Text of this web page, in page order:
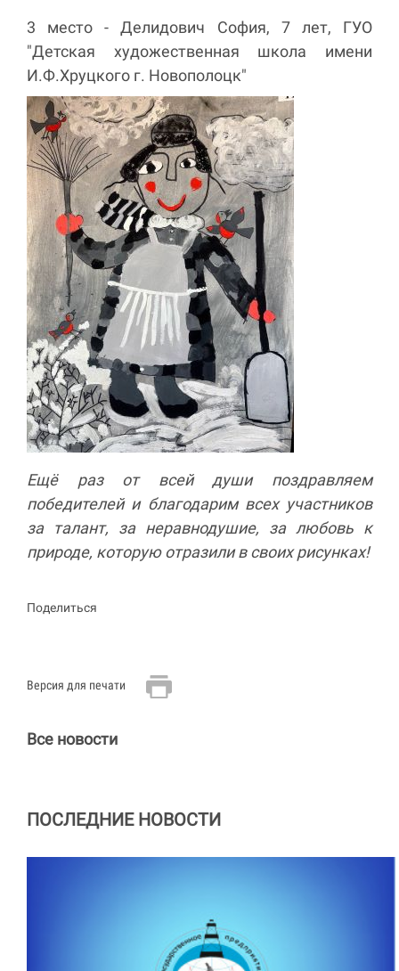
3 место - Делидович София, 7 лет, ГУО
"Детская художественная школа имени
И.Ф.Хруцкого г. Новополоцк"
Ещё раз от всей души поздравляем
победителей и благодарим всех участников
за талант, за неравнодушие, за любовь к
природе, которую отразили в своих рисунках!
Поделиться
Версия для печати
Все новости
ПОСЛЕДНИЕ НОВОСТИ